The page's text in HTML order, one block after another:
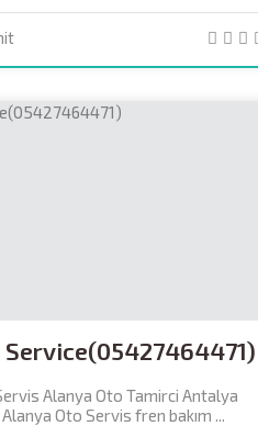
Alanya Oto Tamirci Antalya
Oto Servis fren bakım ...